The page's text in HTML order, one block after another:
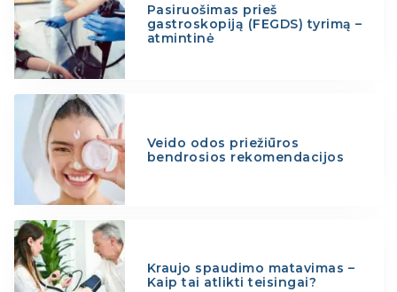
Pasiruošimas prieš
gastroskopiją (FEGDS) tyrimą –
atmintinė
Veido odos priežiūros
bendrosios rekomendacijos
Kraujo spaudimo matavimas –
Kaip tai atlikti teisingai?